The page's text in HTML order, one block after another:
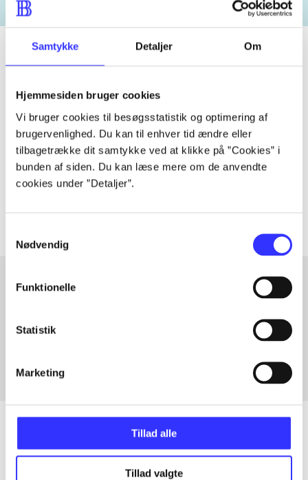
Samtykke Detaljer Om
Hjemmesiden bruger cookies
Vi bruger cookies til besøgsstatistik og optimering af
brugervenlighed. Du kan til enhver tid ændre eller
tilbagetrække dit samtykke ved at klikke på ”Cookies” i
bunden af siden. Du kan læse mere om de anvendte
cookies under ”Detaljer”.
Nødvendig
Funktionelle
Statistik
Marketing
Tillad alle
Tillad valgte
Tidsskrift
Artiklen er en del af
lorem ipsum dolor sit amet ...
Tidsskrift
handler ofte om
Fra